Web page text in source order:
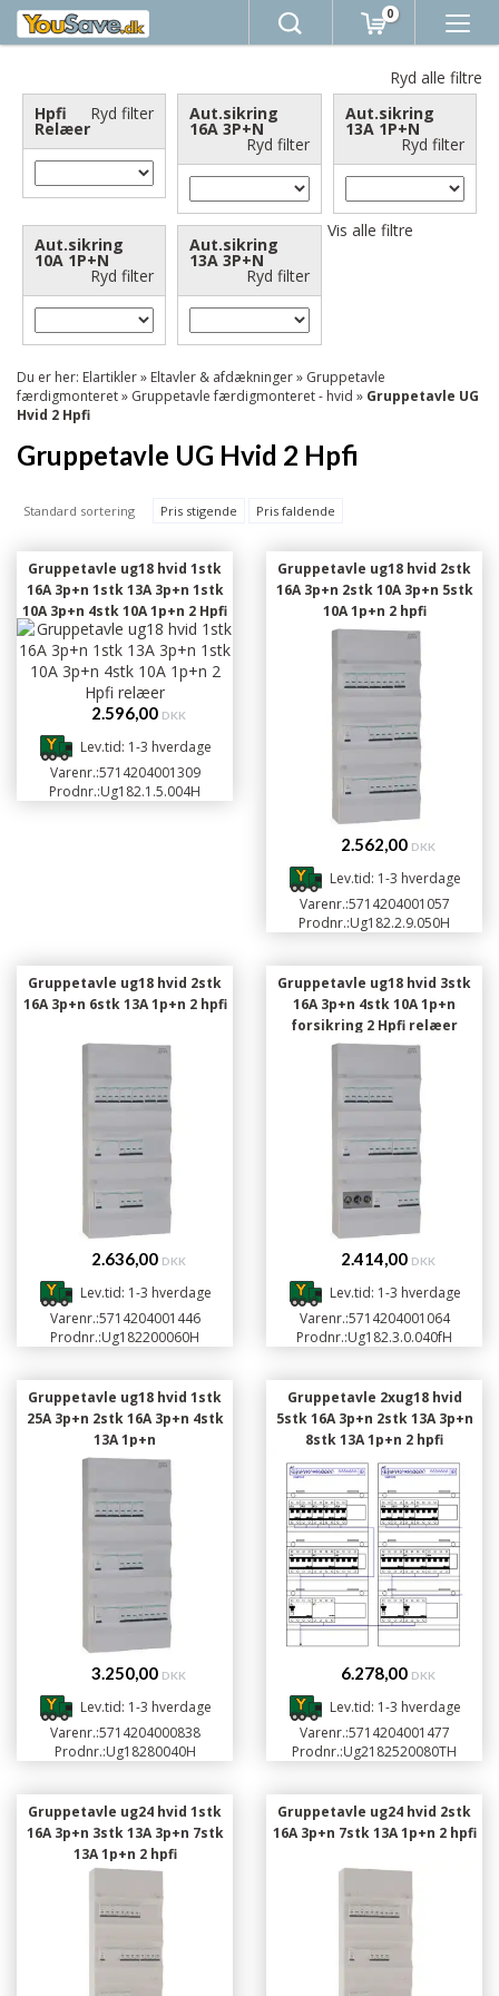
0
Ryd alle filtre
Hpfi
Relæer
Ryd filter Aut.sikring
16A 3P+N
Ryd filter
Aut.sikring
13A 1P+N
Ryd filter
Aut.sikring
10A 1P+N
Ryd filter
Aut.sikring
13A 3P+N
Ryd filter
Vis alle filtre
Du er her: Elartikler» Eltavler & afdækninger» Gruppetavle
færdigmonteret» Gruppetavle færdigmonteret - hvid » Gruppetavle UG
Hvid 2 Hpfi
Gruppetavle UG Hvid 2 Hpfi
Standard sortering Pris stigende Pris faldende
Gruppetavle ug18 hvid 1stk
16A 3p+n 1stk 13A 3p+n 1stk
10A 3p+n 4stk 10A 1p+n 2 Hpfi
relæer
2.596,00 DKK
Lev.tid: 1-3 hverdage
Varenr.:5714204001309
Prodnr.:Ug182.1.5.004H
Gruppetavle ug18 hvid 2stk
16A 3p+n 2stk 10A 3p+n 5stk
10A 1p+n 2 hpfi
2.562,00 DKK
Lev.tid: 1-3 hverdage
Varenr.:5714204001057
Prodnr.:Ug182.2.9.050H
Gruppetavle ug18 hvid 2stk
16A 3p+n 6stk 13A 1p+n 2 hpfi
2.636,00 DKK
Lev.tid: 1-3 hverdage
Varenr.:5714204001446
Prodnr.:Ug182200060H
Gruppetavle ug18 hvid 3stk
16A 3p+n 4stk 10A 1p+n
forsikring 2 Hpfi relæer
2.414,00 DKK
Lev.tid: 1-3 hverdage
Varenr.:5714204001064
Prodnr.:Ug182.3.0.040fH
Gruppetavle ug18 hvid 1stk
25A 3p+n 2stk 16A 3p+n 4stk
13A 1p+n
3.250,00 DKK
Lev.tid: 1-3 hverdage
Varenr.:5714204000838
Prodnr.:Ug18280040H
Gruppetavle 2xug18 hvid
5stk 16A 3p+n 2stk 13A 3p+n
8stk 13A 1p+n 2 hpfi
6.278,00 DKK
Lev.tid: 1-3 hverdage
Varenr.:5714204001477
Prodnr.:Ug2182520080TH
Gruppetavle ug24 hvid 1stk
16A 3p+n 3stk 13A 3p+n 7stk
13A 1p+n 2 hpfi
Gruppetavle ug24 hvid 2stk
16A 3p+n 7stk 13A 1p+n 2 hpfi